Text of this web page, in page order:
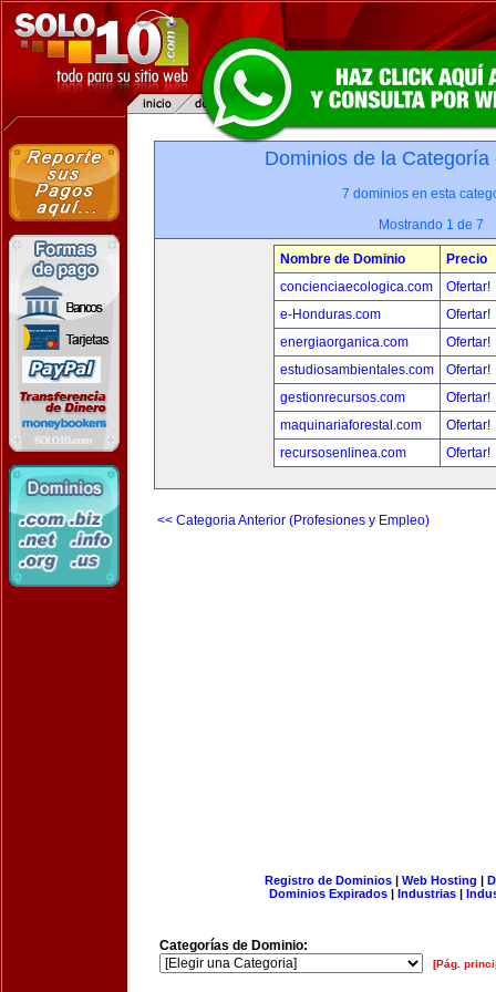
Dominios de la
7 dominios en esta
Mostrando 1 de 7
Nombre de Dominio
Precio
concienciaecologica.com
Ofertar!
e-Honduras.com
Ofertar!
energiaorganica.com
Ofertar!
estudiosambientales.com
Ofertar!
gestionrecursos.com
Ofertar!
maquinariaforestal.com
Ofertar!
recursosenlinea.com
Ofertar!
<< Categoria Anterior (Profesiones y Empleo)
Registro de Dominios| Web Hosting |
Dominios Expirados | Industrias |
Categorías de Dominio:
[Pág.